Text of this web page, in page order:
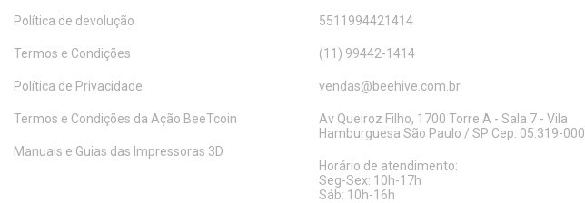
Política de devolução
Termos e Condições
Política de Privacidade
Termos e Condições da Ação BeeTcoin
Manuais e Guias das Impressoras 3D
5511994421414
(11) 99442-1414
vendas@beehive.com.br
Av Queiroz Filho, 1700 Torre A - Sala 7 - Vila
Hamburguesa São Paulo / SP Cep: 05.319-000
Horário de atendimento:
Seg-Sex: 10h-17h
Sáb: 10h-16h